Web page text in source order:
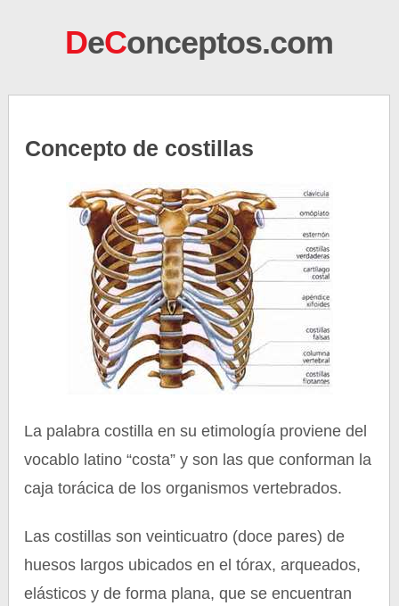
DeConceptos.com
Concepto de costillas
La palabra costilla en su etimología proviene del
vocablo latino “costa” y son las que conforman la
caja torácica de los organismos vertebrados.
Las costillas son veinticuatro (doce pares) de
huesos largos ubicados en el tórax, arqueados,
elásticos y de forma plana, que se encuentran